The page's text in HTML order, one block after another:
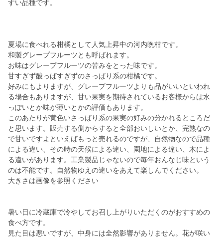
すい品種です。
夏場に食べれる柑橘として人気上昇中の河内晩柑です。
和製グレープフルーツとも呼ばれます。
お味はグレープフルーツの苦みをとった味です。
甘すぎず酸っぱすぎずのさっぱり系の柑橘です。
好みにもよりますが、グレープフルーツよりも品がいいといわれ
る場合もありますが、甘い果実を期待されているお客様からは水
っぽいとか味が薄いとかの評価もあります。
このあたりが黄色いさっぱり系の果実の好みの分かれるところだ
と思います。販売する側からすると全部おいしいとか、完熟なの
で甘いですよといえばもっと売れるのですが、自然物なので品種
による違い、その時の天候による違い、園地による違い、木によ
る違いがあります。工業製品じゃないので毎年おんなじ味という
のは不能です。自然物ゆえの違いをあえて楽しんでください。
大きさは画像を参照ください
暑い日に冷蔵庫で冷やしてお召し上がりいただくのがおすすめの
食べ方です。
見た目は悪いですが、中身には全然影響がありません。花が咲い